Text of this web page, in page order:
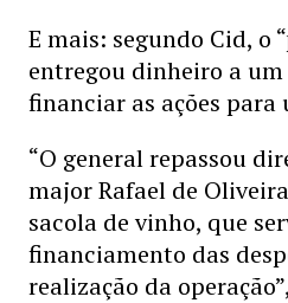
E mais: segundo Cid, o
entregou dinheiro a
financiar as ações para
“O general repassou
major Rafael de
sacola de vinho, que
financiamento das
realização da